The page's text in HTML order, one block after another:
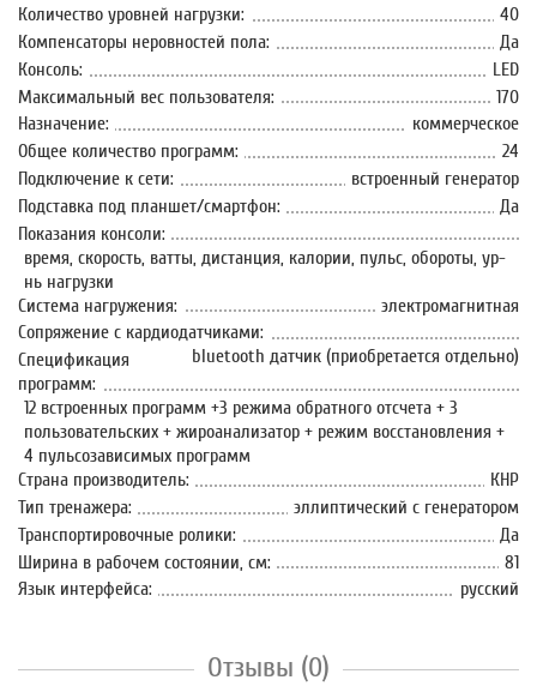
Количество уровней нагрузки:
40
Компенсаторы неровностей пола:
Да
Консоль:
LED
Максимальный вес пользователя:
170
Назначение:
коммерческое
Общее количество программ:
24
Подключение к сети:
встроенный генератор
Подставка под планшет/смартфон:
Да
Показания консоли:
время, скорость, ватты, дистанция, калории, пульс, обороты, ур-
нь нагрузки
Система нагружения:
электромагнитная
Сопряжение с кардиодатчиками:
bluetooth датчик (приобретается отдельно)
Спецификация
программ:
12 встроенных программ +3 режима обратного отсчета + 3
пользовательских + жироанализатор + режим восстановления +
4 пульсозависимых программ
Страна производитель:
КНР
Тип тренажера:
эллиптический с генератором
Транспортировочные ролики:
Да
Ширина в рабочем состоянии, см:
81
Язык интерфейса:
русский
Отзывы (0)